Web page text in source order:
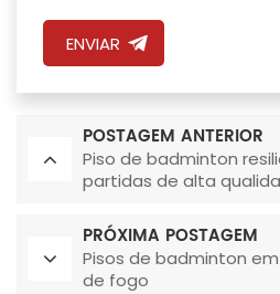
ENVIAR
POSTAGEM ANTERIOR
Piso de badminton
partidas de alta
PRÓXIMA POSTAGEM
Pisos de badminton
de fogo